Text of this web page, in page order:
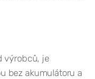
výrobců, je
bez akumulátoru a